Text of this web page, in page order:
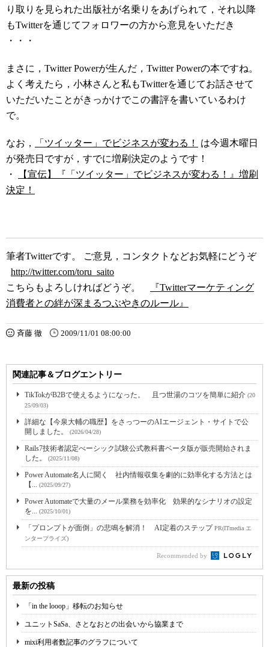
り取りを見られた出版社が名乗りをあげられて，それ以降
もTwitterを通じてフォロワーの方から意見をいただき
・・・
まさに，Twitter Powerが生んだ，Twitter Powerの本ですね。
よく考えたら，小林さんと私もTwitterを通じてお話させて
いただいたことがきっかけでこの書評を書いているわけ
で。
なお， 「ツイッター」でビジネスが変わる！
は今週木曜日
が発売日ですが，すでに増刷決定のようです！
・
【宣伝】『「ツイッター」でビジネスが変わる！』増刷
決定！
筆者Twitterです。 ご意見，コンタクトなどお気軽にどうぞ
http://twitter.com/toru_saito
こちらもよろしければどうぞ。
『Twitterマーケティング
消費者との絆が深まるつぶやきのルール』
斉藤 徹 2009/11/01 08:00:00
関連記事＆ブログエントリー
TikTokがB2Bで使えるようになった。 且つ世湯のコツを簡単に紹介 (20
25/09/03)
詳細な【今泉大輔の職歴】をさっつーのAIエージェント・サイトで公
開しました。
(2026/04/28)
Rails7技術者認定べーシック試験公式教科書ベータ版が販売開始されま
した。
(2025/11/08)
Power Automate名人に聞く 社内情報収集を劇的に効率化する方法とは
【... (2025/09/27)
Power Automateで大量のメール業務を効率化 効果的なシナリオの設定
を... (2025/10/01)
「プロンプトが面倒」の悲鳴を解消！ AI定着のステップPR(ITmedia エ
ンタープライズ)
Recommended by
最新の投稿
「in the looop」移転のお知らせ
ユニットSaSa、さとなおとの出会いから協業まで
mixi利用者数記事のグラフについて